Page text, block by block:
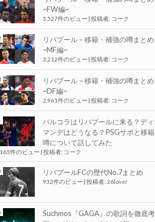
~FW編~
5,527件のビュー | 投稿者: コーク
リバプール – 移籍・補強の噂まとめ
~MF編~
3,212件のビュー 投稿者: コーク
リバプール – 移籍・補強の噂まとめ
~DF編~
2,961件のビュー | 投稿者: コーク
バルコラはリバプールに来る？ディ
マンデはどうなる？PSGサポと移
噂について話してみた
件のビュー | 投稿者: コーク
リバプールFCの歴代No.7まとめ
932件のビュー 投稿者: 26lover
Suchmos『GAGA』の歌詞を徹底考